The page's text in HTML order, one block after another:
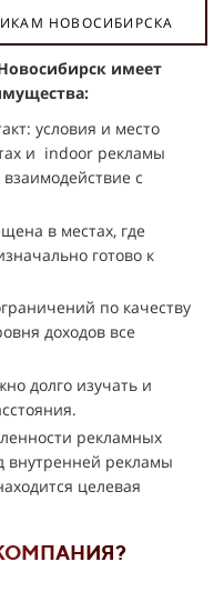
НОВОСИБИРСКА
имеет
условия и место
и indoor рекламы
с
в местах, где
готово к
по качеству
доходов все
долго изучать и
рекламных
внутренней рекламы
целевая